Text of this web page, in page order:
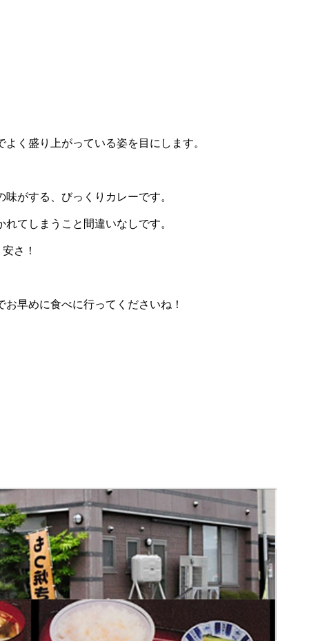
く盛り上がっている姿を目にします。
がする、びっくりカレーです。
てしまうこと間違いなしです。
さ！
早めに食べに行ってくださいね！